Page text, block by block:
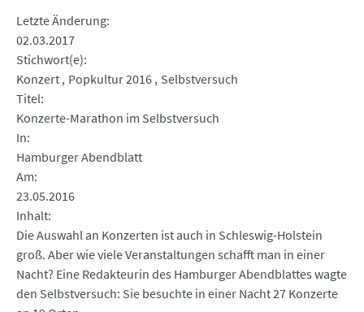
Letzte Änderung
02.03.2017
Stichwort(e)
Konzert Popkultur 2016 Selbstversuch
Titel
Konzerte-Marathon im Selbstversuch
In
Hamburger Abendblatt
Am
23.05.2016
Inhalt
Die Auswahl an Konzerten ist auch in Schleswig-Holstein
groß. Aber wie viele Veranstaltungen schafft man in einer
Nacht? Eine Redakteurin des Hamburger Abendblattes wagte
den Selbstversuch: Sie besuchte in einer Nacht 27 Konzerte